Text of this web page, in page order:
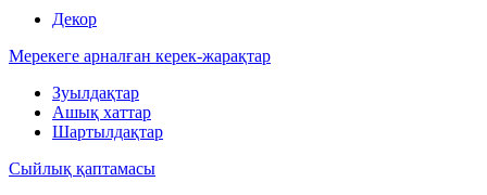
Декор
Мерекеге арналған керек-жарақтар
Зуылдақтар
Ашық хаттар
Шартылдақтар
Сыйлық қаптамасы